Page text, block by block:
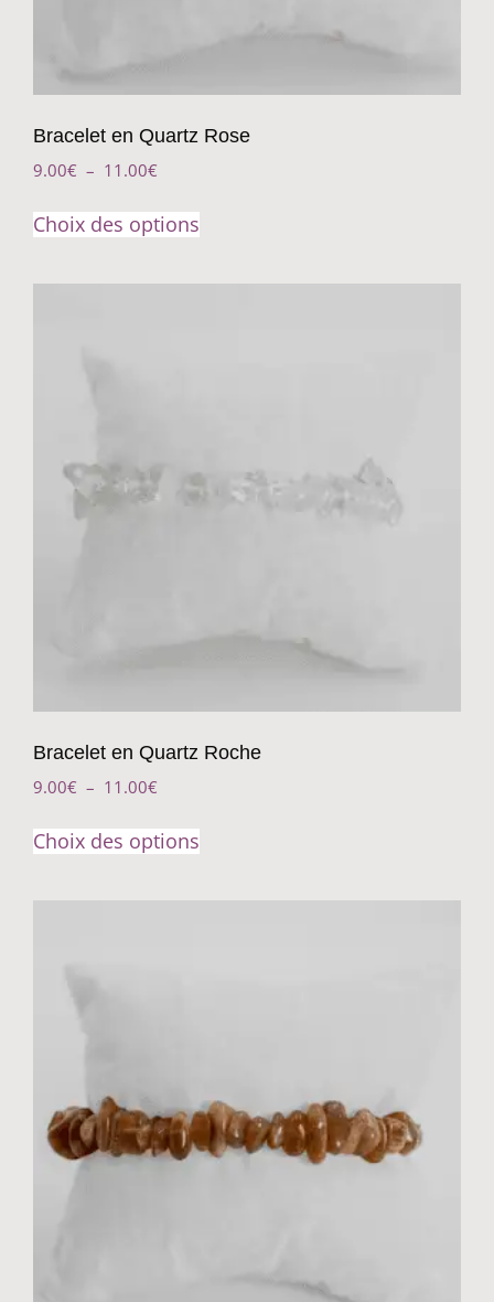
Bracelet en Quartz Rose
9.00€ – 11.00€
Choix des options
Bracelet en Quartz Roche
9.00€ – 11.00€
Choix des options